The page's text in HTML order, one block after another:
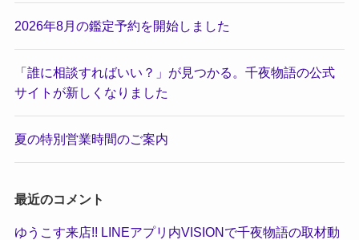
2026年8月の鑑定予約を開始しました
「誰に相談すればいい？」が見つかる。千夜物語の公式
サイトが新しくなりました
夏の特別営業時間のご案内
最近のコメント
ゆうこす来店!! LINEアプリ内VISIONで千夜物語の取材動